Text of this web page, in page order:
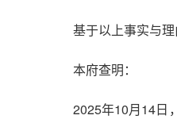
基于以上事实与
本府查明：
2025年10月14日